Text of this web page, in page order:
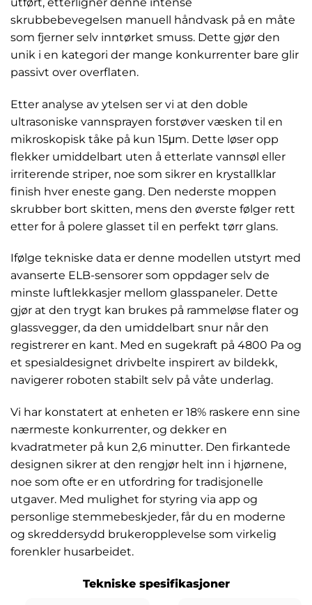
skrubbebevegelsen manuell håndvask på en måte
som fjerner selv inntørket smuss. Dette gjør den
unik i en kategori der mange konkurrenter bare glir
passivt over overflaten.
Etter analyse av ytelsen ser vi at den doble
ultrasoniske vannsprayen forstøver væsken til en
mikroskopisk tåke på kun 15μm. Dette løser opp
flekker umiddelbart uten å etterlate vannsøl eller
irriterende striper, noe som sikrer en krystallklar
finish hver eneste gang. Den nederste moppen
skrubber bort skitten, mens den øverste følger rett
etter for å polere glasset til en perfekt tørr glans.
Ifølge tekniske data er denne modellen utstyrt med
avanserte ELB-sensorer som oppdager selv de
minste luftlekkasjer mellom glasspaneler. Dette
gjør at den trygt kan brukes på rammeløse flater og
glassvegger, da den umiddelbart snur når den
registrerer en kant. Med en sugekraft på 4800 Pa og
et spesialdesignet drivbelte inspirert av bildekk,
navigerer roboten stabilt selv på våte underlag.
Vi har konstatert at enheten er 18% raskere enn sine
nærmeste konkurrenter, og dekker en
kvadratmeter på kun 2,6 minutter. Den firkantede
designen sikrer at den rengjør helt inn i hjørnene,
noe som ofte er en utfordring for tradisjonelle
utgaver. Med mulighet for styring via app og
personlige stemmebeskjeder, får du en moderne
og skreddersydd brukeropplevelse som virkelig
forenkler husarbeidet.
Tekniske spesifikasjoner